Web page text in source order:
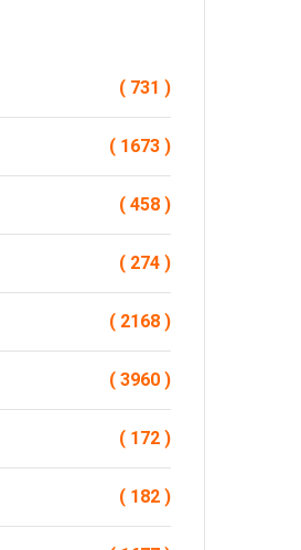
( 731 )
( 1673 )
( 458 )
( 274 )
( 2168 )
( 3960 )
( 172 )
( 182 )